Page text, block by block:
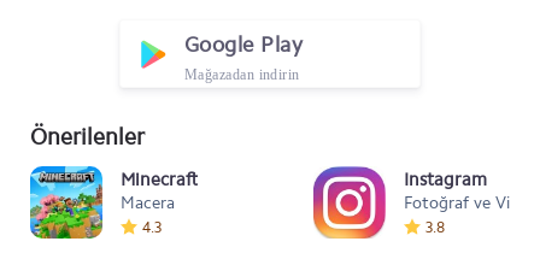
Google Play
Mağazadan indirin
Önerilenler
Minecraft
Macera
4.3
Instagram
Fotoğraf ve Video
3.8